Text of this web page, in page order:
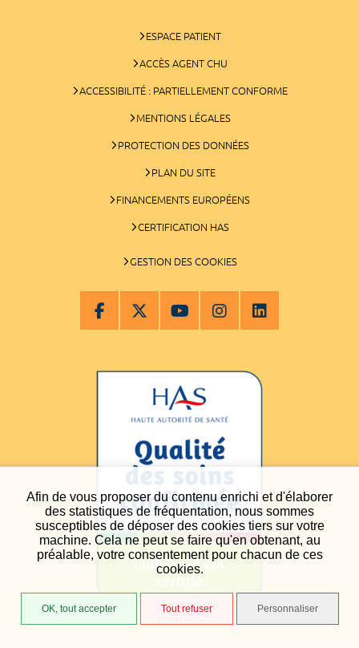
Afin de vous proposer du contenu enrichi et d'élaborer
des statistiques de fréquentation, nous sommes
susceptibles de déposer des cookies tiers sur votre
machine. Cela ne peut se faire qu'en obtenant, au
préalable, votre consentement pour chacun de ces
cookies.
OK, tout accepter Tout refuser Personnaliser
ESPACE PATIENT
ACCÈS AGENT CHU
ACCESSIBILITÉ : PARTIELLEMENT CONFORME
MENTIONS LÉGALES
PROTECTION DES DONNÉES
PLAN DU SITE
FINANCEMENTS EUROPÉENS
CERTIFICATION HAS
GESTION DES COOKIES